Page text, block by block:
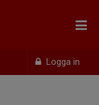
Logga in